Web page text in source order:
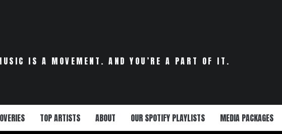
IS A MOVEMENT. AND YOU’RE A PART OF IT.
TOP ARTISTS ABOUT OUR SPOTIFY PLAYLISTS MEDIA PACKAGES